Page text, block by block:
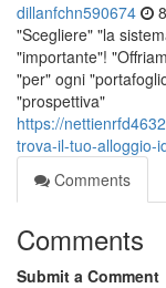
dillanfchn590674
"Scegliere" "la
"importante"!
"per" ogni
"prospettiva"
https://
trova-il-tuo-alloggio-
Comments
Comments
Submit a Comment